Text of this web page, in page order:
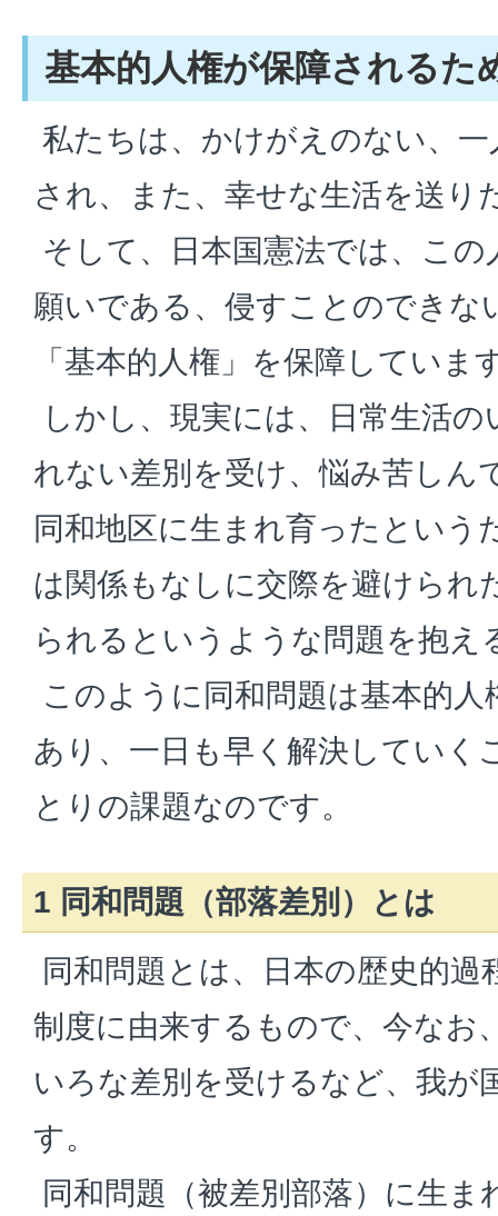
基本的人権が保障されるた
私たちは、かけがえのない、
され、また、幸せな生活を送り
そして、日本国憲法では、こ
願いである、侵すことのできな
「基本的人権」を保障していま
しかし、現実には、日常生活
れない差別を受け、悩み苦しん
同和地区に生まれ育ったという
は関係もなしに交際を避けられ
られるというような問題を抱え
このように同和問題は基本的
あり、一日も早く解決していく
とりの課題なのです。
1 同和問題（部落差別）とは
同和問題とは、日本の歴史的
制度に由来するもので、今なお
いろな差別を受けるなど、我が
す。
同和問題（被差別部落）に生